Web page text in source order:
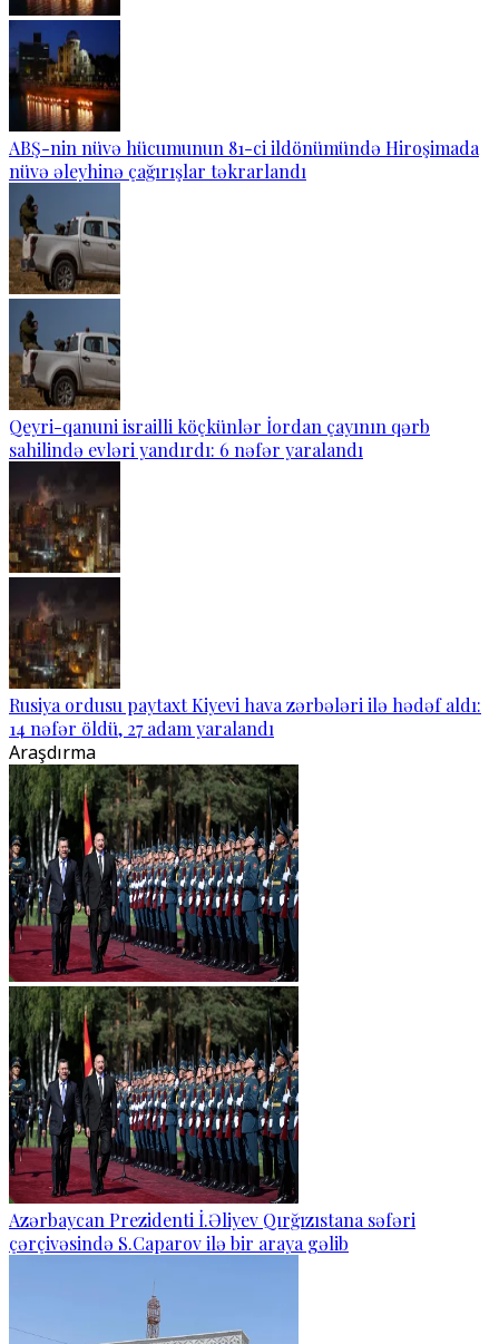
ABŞ-nin nüvə hücumunun 81-ci ildönümündə Hiroşimada
nüvə əleyhinə çağırışlar təkrarlandı
Qeyri-qanuni israilli köçkünlər İordan çayının qərb
sahilində evləri yandırdı: 6 nəfər yaralandı
Rusiya ordusu paytaxt Kiyevi hava zərbələri ilə hədəf aldı:
14 nəfər öldü, 27 adam yaralandı
Araşdırma
Azərbaycan Prezidenti İ.Əliyev Qırğızıstana səfəri
çərçivəsində S.Caparov ilə bir araya gəlib